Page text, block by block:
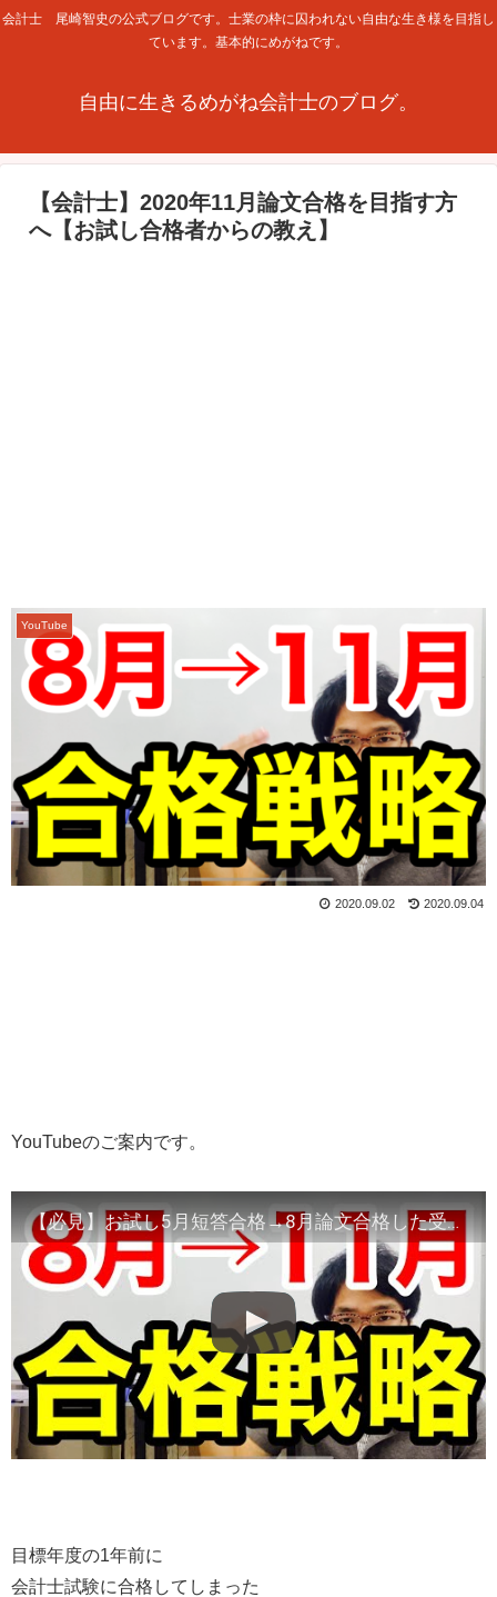
会計士 尾崎智史の公式ブログです。士業の枠に囚われない自由な生き様を目指し
ています。基本的にめがねです。
自由に生きるめがね会計士のブログ。
【会計士】2020年11月論文合格を目指す方
へ【お試し合格者からの教え】
YouTube
2020.09.04
2020.09.02
YouTubeのご案内です。
【必見】お試し5月短答合格→8月論文合格した受験生からの教え【会計士】
目標年度の1年前に
会計士試験に合格してしまった